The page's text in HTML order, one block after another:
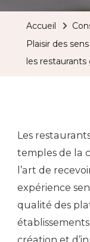
Accueil
Plaisir des
les
Les
temples de la
l’art de
expérience
qualité des
création et